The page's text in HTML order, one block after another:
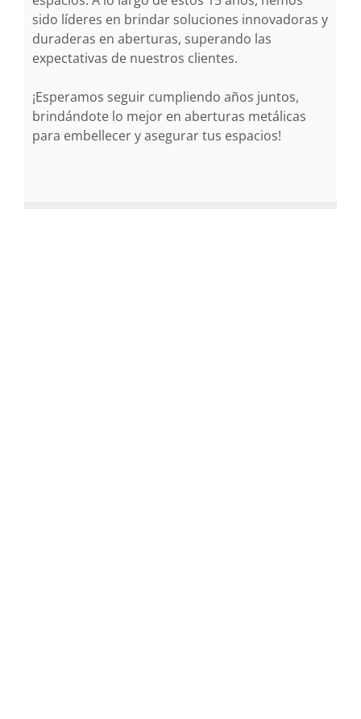
sido líderes en brindar soluciones innovadoras y
duraderas en aberturas, superando las
expectativas de nuestros clientes.
¡Esperamos seguir cumpliendo años juntos,
brindándote lo mejor en aberturas metálicas
para embellecer y asegurar tus espacios!